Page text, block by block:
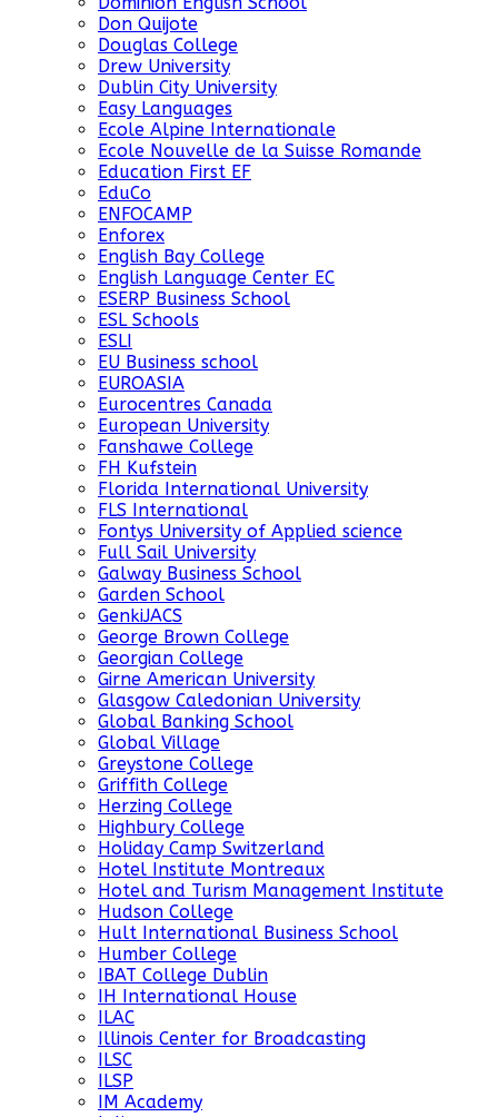
Don Quijote
Douglas College
Drew University
Dublin City University
Easy Languages
Ecole Alpine Internationale
Ecole Nouvelle de la Suisse Romande
Education First EF
EduCo
ENFOCAMP
Enforex
English Bay College
English Language Center EC
ESERP Business School
ESL Schools
ESLI
EU Business school
EUROASIA
Eurocentres Canada
European University
Fanshawe College
FH Kufstein
Florida International University
FLS International
Fontys University of Applied science
Full Sail University
Galway Business School
Garden School
GenkiJACS
George Brown College
Georgian College
Girne American University
Glasgow Caledonian University
Global Banking School
Global Village
Greystone College
Griffith College
Herzing College
Highbury College
Holiday Camp Switzerland
Hotel Institute Montreaux
Hotel and Turism Management Institute
Hudson College
Hult International Business School
Humber College
IBAT College Dublin
IH International House
ILAC
Illinois Center for Broadcasting
ILSC
ILSP
IM Academy